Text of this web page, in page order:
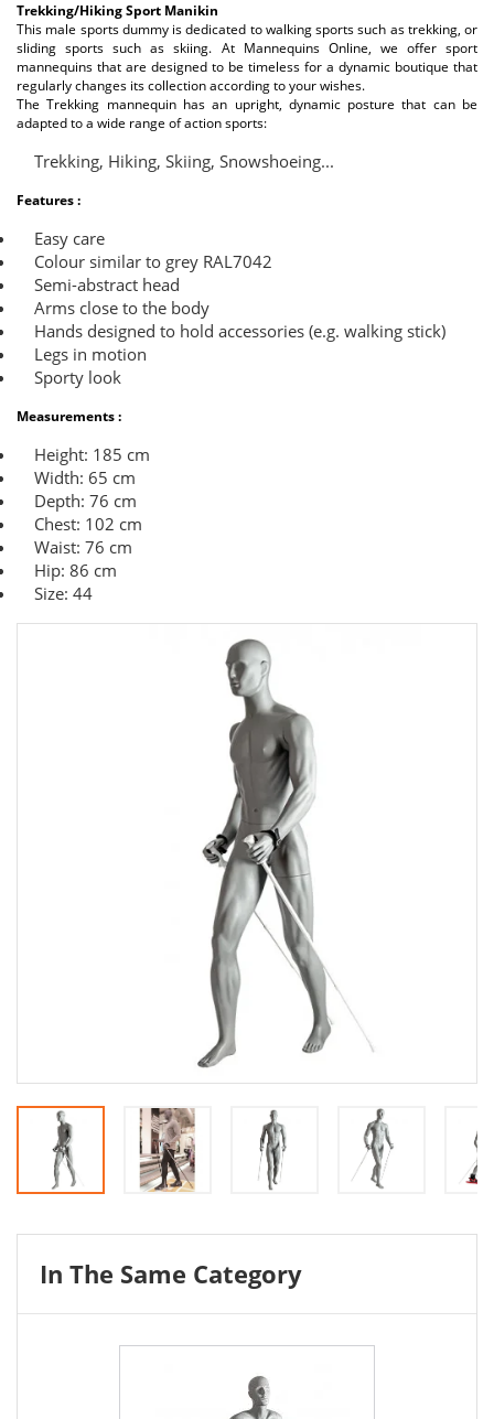
Trekking/Hiking Sport Manikin
This male sports dummy is dedicated to walking sports such as trekking, or
sliding sports such as skiing. At Mannequins Online, we offer sport
mannequins that are designed to be timeless for a dynamic boutique that
regularly changes its collection according to your wishes.
The Trekking mannequin has an upright, dynamic posture that can be
adapted to a wide range of action sports:
Trekking, Hiking, Skiing, Snowshoeing...
Features :
Easy care
Colour similar to grey RAL7042
Semi-abstract head
Arms close to the body
Hands designed to hold accessories (e.g. walking stick)
Legs in motion
Sporty look
Measurements :
Height: 185 cm
Width: 65 cm
Depth: 76 cm
Chest: 102 cm
Waist: 76 cm
Hip: 86 cm
Size: 44
In The Same Category